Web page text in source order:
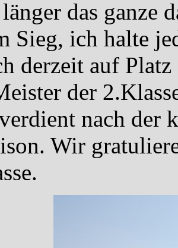
länger das ganze
Sieg, ich halte
derzeit auf
der
nach der
Wir